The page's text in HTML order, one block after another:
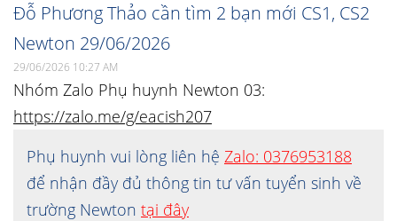
Đỗ Phương Thảo cần tìm 2 bạn mới CS1, CS2
Newton 29/06/2026
29/06/2026 10:27 AM
Nhóm Zalo Phụ huynh Newton 03:
https://zalo.me/g/eacish207
Phụ huynh vui lòng liên hệ Zalo: 0376953188
để nhận đầy đủ thông tin tư vấn tuyển sinh về
trường Newton tại đây